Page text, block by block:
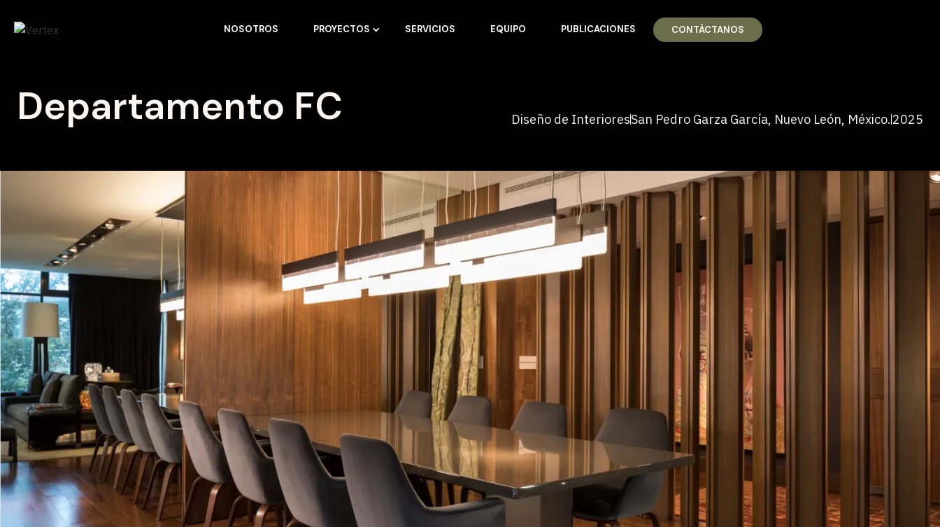
NOSOTROS PROYECTOS SERVICIOS EQUIPO PUBLICACIONES CONTÁCTANOS
Departamento FC Diseño de InterioresSan Pedro Garza García, Nuevo León, México. 2025